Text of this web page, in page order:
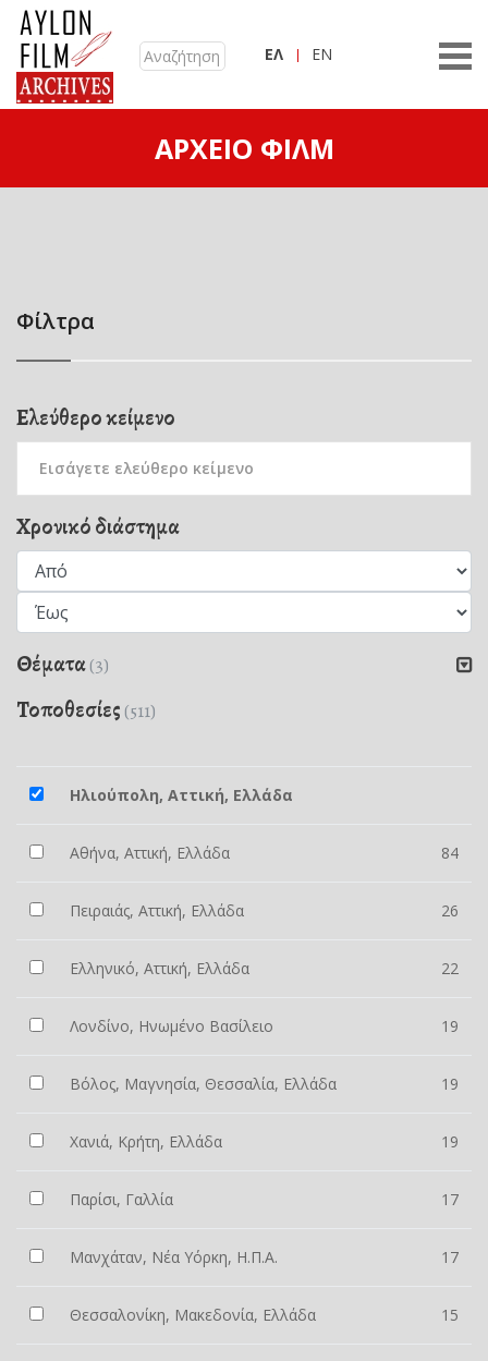
ΕΛ EN
ΑΡΧΕΊΟ ΦΙΛΜ
Φίλτρα
Ελεύθερο κείμενο
Χρονικό διάστημα
Θέματα(3)
Τοποθεσίες (511)
Ηλιούπολη, Αττική, Ελλάδα
Αθήνα, Αττική, Ελλάδα 84
Πειραιάς, Αττική, Ελλάδα 26
Ελληνικό, Αττική, Ελλάδα 22
Λονδίνο, Ηνωμένο Βασίλειο 19
Βόλος, Μαγνησία, Θεσσαλία, Ελλάδα 19
Χανιά, Κρήτη, Ελλάδα 19
Παρίσι, Γαλλία 17
Μανχάταν, Νέα Υόρκη, Η.Π.Α. 17
Θεσσαλονίκη, Μακεδονία, Ελλάδα 15